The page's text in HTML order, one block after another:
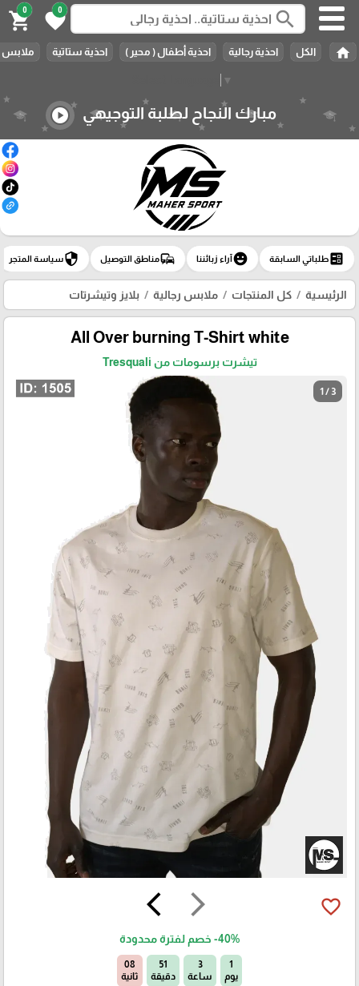
▼
search
0
favorite
0
shopping_cart
home الكل احذية رجالية احذية أطفال ( محير ) احذية ستاتية ملابس
مبارك النجاح لطلبة التوجيهي play_circle
ballotطلباتي السابقة emoji_emotionsآراء زبائننا commuteمناطق التوصيل securityسياسة المتجر
الرئيسية كل المنتجات ملابس رجالية بلايز وتيشرتات
All Over burning T-Shirt white
تيشرت برسومات من Tresquali
1 / 3
arrow_forward_ios
arrow_back_ios favorite_border
-40% خصم لفترة محدودة
1
يوم
3
ساعة
51
دقيقة
06
ثانية